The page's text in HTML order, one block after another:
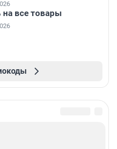
на все товары